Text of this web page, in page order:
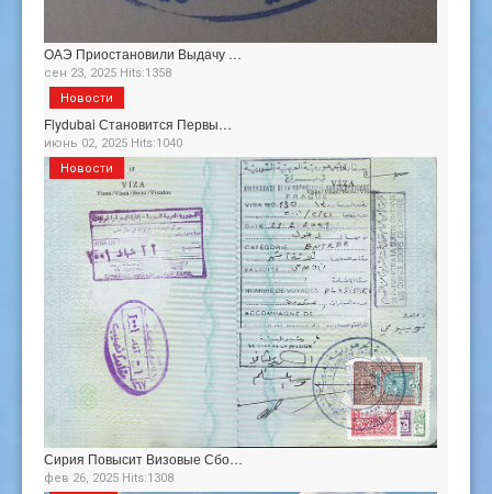
ОАЭ Приостановили Выдачу …
сен 23, 2025 Hits:1358
Flydubai Становится Первы…
июнь 02, 2025 Hits:1040
Новости
Сирия Повысит Визовые Сбо…
фев 26, 2025 Hits:1308
Новости